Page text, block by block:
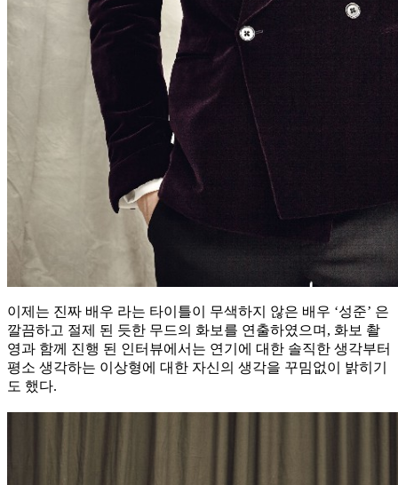
이제는 진짜 배우 라는 타이틀이 무색하지 않은 배우 ‘성준’ 은
깔끔하고 절제 된 듯한 무드의 화보를 연출하였으며, 화보 촬
영과 함께 진행 된 인터뷰에서는 연기에 대한 솔직한 생각부터
평소 생각하는 이상형에 대한 자신의 생각을 꾸밈없이 밝히기
도 했다.